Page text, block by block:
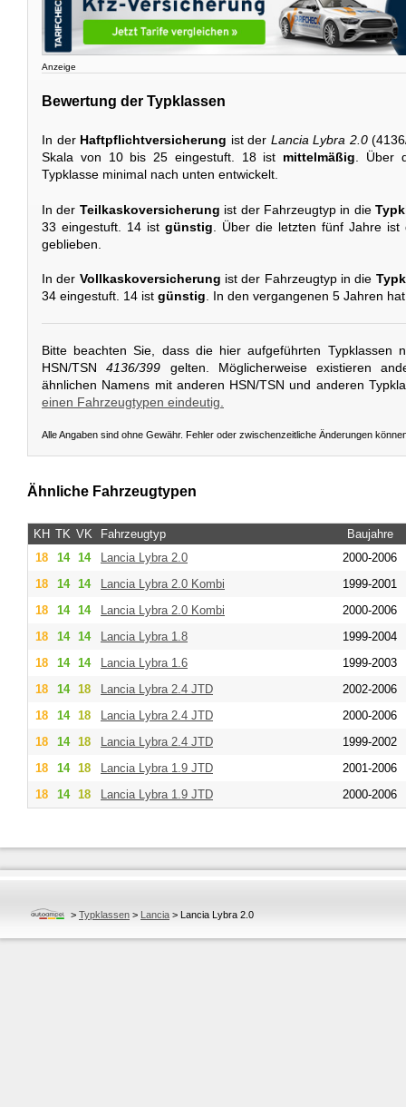
Anzeige
Bewertung der Typklassen
In der Haftpflichtversicherung ist der Lancia Lybra 2.0
Skala von 10 bis 25 eingestuft. 18 ist mittelmäßig . Über
Typklasse minimal nach unten entwickelt.
In der Teilkaskoversicherung ist der Fahrzeugtyp in die
33 eingestuft. 14 ist günstig . Über die letzten fünf Jahre
geblieben.
In der Vollkaskoversicherung ist der Fahrzeugtyp in die
34 eingestuft. 14 ist günstig. In den vergangenen 5 Jahren
Bitte beachten Sie, dass die hier aufgeführten Typklassen
HSN/TSN4136/399 gelten. Möglicherweise existieren
ähnlichen Namens mit anderen HSN/TSN und anderen
einen Fahrzeugtypen eindeutig.
Alle Angaben sind ohne Gewähr. Fehler oder zwischenzeitliche Änderungen
Ähnliche Fahrzeugtypen
KH TK VK Fahrzeugtyp
Baujahre
18
14 14 Lancia Lybra 2.0
2000-2006
18
14 14 Lancia Lybra 2.0 Kombi
1999-2001
18
14 14 Lancia Lybra 2.0 Kombi
2000-2006
18
14 14 Lancia Lybra 1.8
1999-2004
18
14 14 Lancia Lybra 1.6
1999-2003
18
14 18 Lancia Lybra 2.4 JTD
2002-2006
18
14 18 Lancia Lybra 2.4 JTD
2000-2006
18
14 18 Lancia Lybra 2.4 JTD
1999-2002
18
14 18 Lancia Lybra 1.9 JTD
2001-2006
18
14 18 Lancia Lybra 1.9 JTD 2000-2006
> Typklassen > Lancia > Lancia Lybra 2.0